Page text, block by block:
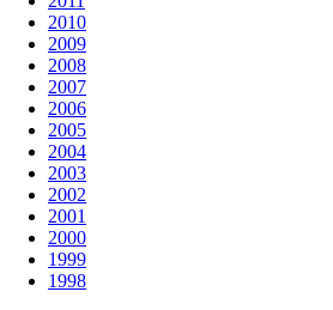
2010
2009
2008
2007
2006
2005
2004
2003
2002
2001
2000
1999
1998